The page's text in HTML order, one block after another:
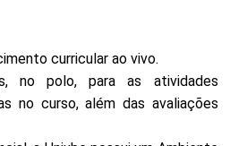
curricular ao vivo.
no polo, para as atividades
no curso, além das avaliações